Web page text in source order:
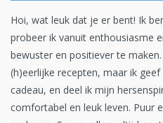
Hoi, wat leuk dat je er bent! Ik
probeer ik vanuit enthousiasme
bewuster en positiever te
(h)eerlijke recepten, maar ik
cadeau, en deel ik mijn
comfortabel en leuk leven. Puur